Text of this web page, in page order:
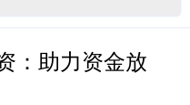
：助力资金放